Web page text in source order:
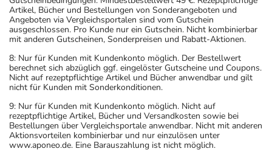
Artikel, Bücher und Bestellungen von Sonderangeboten und
Angeboten via Vergleichsportalen sind vom Gutschein
ausgeschlossen. Pro Kunde nur ein Gutschein. Nicht kombinierbar
mit anderen Gutscheinen, Sonderpreisen und Rabatt-Aktionen.
8: Nur für Kunden mit Kundenkonto möglich. Der Bestellwert
berechnet sich abzüglich ggf. eingelöster Gutscheine und Coupons.
Nicht auf rezeptpflichtige Artikel und Bücher anwendbar und gilt
nicht für Kunden mit Sonderkonditionen.
9: Nur für Kunden mit Kundenkonto möglich. Nicht auf
rezeptpflichtige Artikel, Bücher und Versandkosten sowie bei
Bestellungen über Vergleichsportale anwendbar. Nicht mit anderen
Aktionsvorteilen kombinierbar und nur einzulösen unter
www.aponeo.de. Eine Barauszahlung ist nicht möglich.